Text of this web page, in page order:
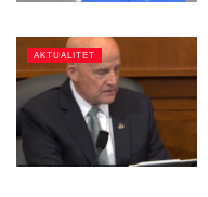
AKTUALITET